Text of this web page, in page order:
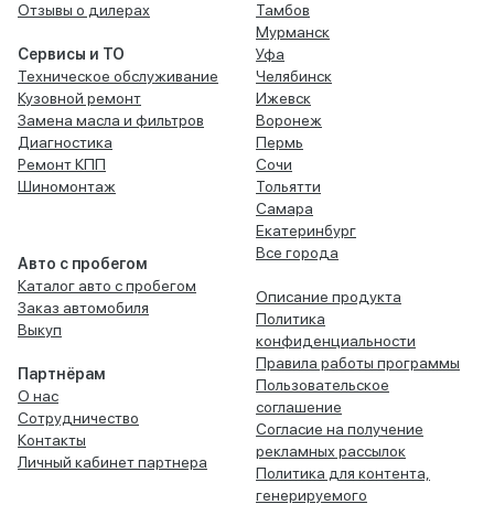
Отзывы о дилерах
Сервисы и ТО
Техническое обслуживание
Кузовной ремонт
Замена масла и фильтров
Диагностика
Ремонт КПП
Шиномонтаж
Авто с пробегом
Каталог авто с пробегом
Заказ автомобиля
Выкуп
Партнёрам
О нас
Сотрудничество
Контакты
Личный кабинет партнера
Тамбов
Мурманск
Уфа
Челябинск
Ижевск
Воронеж
Пермь
Сочи
Тольятти
Самара
Екатеринбург
Все города
Описание продукта
Политика
конфиденциальности
Правила работы программы
Пользовательское
соглашение
Согласие на получение
рекламных рассылок
Политика для контента,
генерируемого